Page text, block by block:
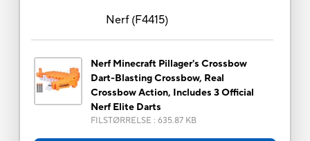
Nerf(F4415)
Nerf Minecraft Pillager's Crossbow
Dart-Blasting Crossbow, Real
Crossbow Action, Includes 3 Official
Nerf Elite Darts
FILSTØRRELSE : 635.87 KB